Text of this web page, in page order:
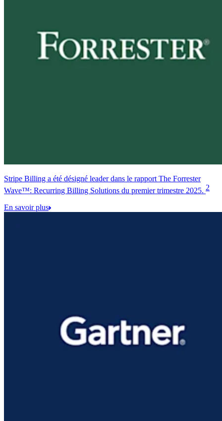
Stripe Billing a été désigné leader dans le rapport The Forrester
Wave™: Recurring Billing Solutions du premier trimestre 2025. 2
En savoir plus